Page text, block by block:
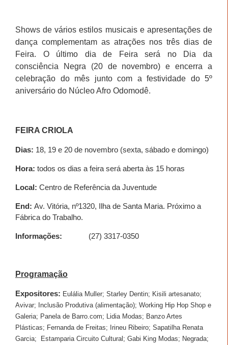
Shows de vários estilos musicais e apresentações de
dança complementam as atrações nos três dias de
Feira. O último dia de Feira será no Dia da
consciência Negra (20 de novembro) e encerra a
celebração do mês junto com a festividade do 5º
aniversário do Núcleo Afro Odomodê.
FEIRA CRIOLA
Dias: 18, 19 e 20 de novembro (sexta, sábado e domingo)
Hora: todos os dias a feira será aberta às 15 horas
Local: Centro de Referência da Juventude
End: Av. Vitória, nº1320, Ilha de Santa Maria. Próximo a
Fábrica do Trabalho.
Informações: (27) 3317-0350
Programação
Expositores: Eulália Muller; Starley Dentin; Kisili artesanato;
Avivar; Inclusão Produtiva (alimentação); Working Hip Hop Shop e
Galeria; Panela de Barro.com; Lidia Modas; Banzo Artes
Plásticas; Fernanda de Freitas; Irineu Ribeiro; Sapatilha Renata
Garcia;
Estamparia Circuito Cultural; Gabi King Modas; Negrada;